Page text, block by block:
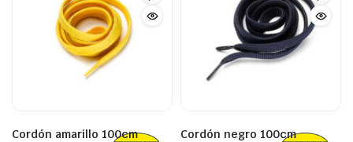
Cordón amarillo 100cm Cordón negro 100cm